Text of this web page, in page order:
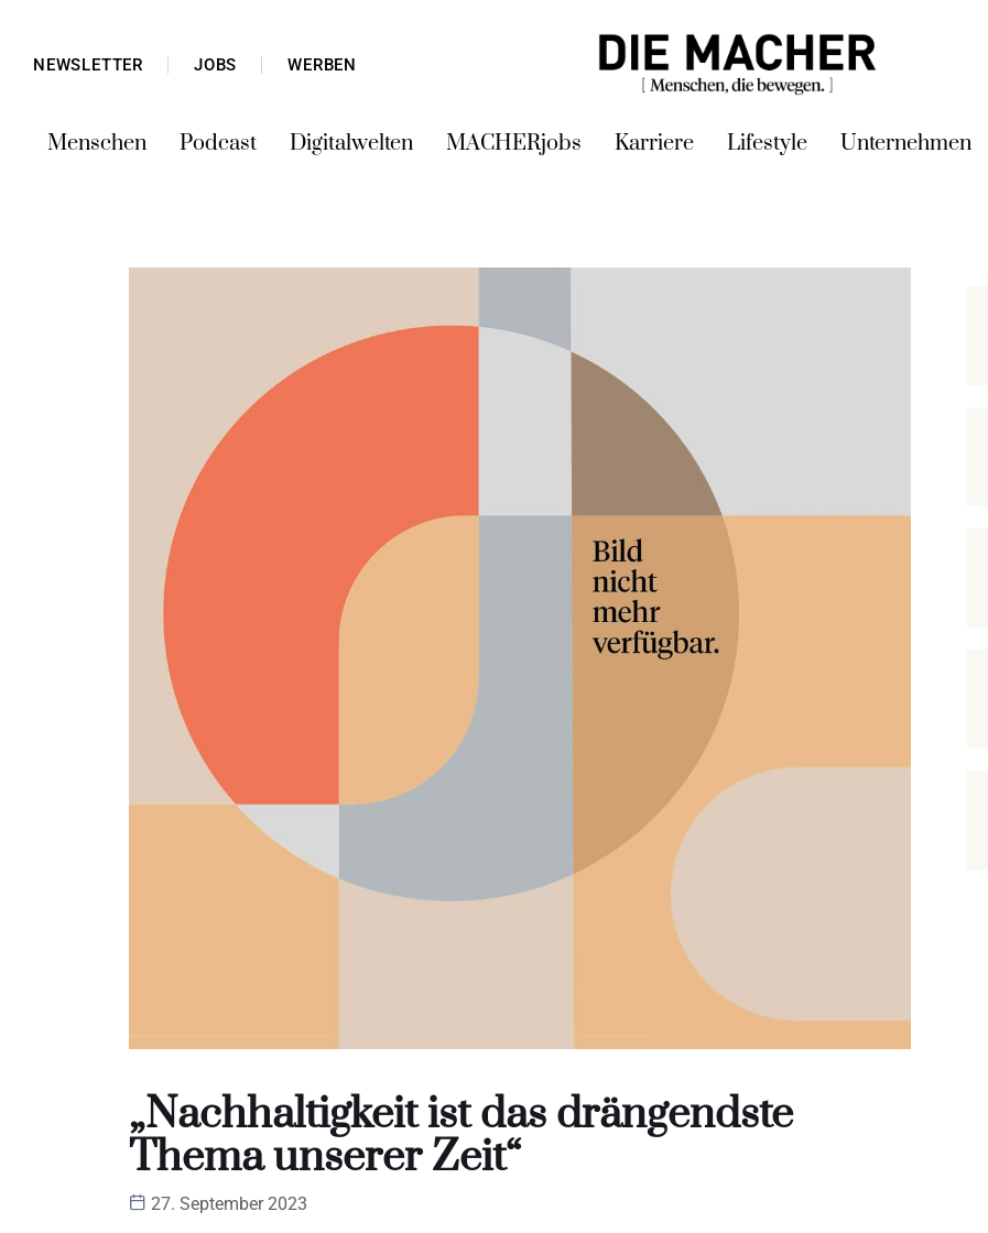
NEWSLETTER JOBS WERBEN
Menschen Podcast Digitalwelten MACHERjobs Karriere Lifestyle Unternehmen
„Nachhaltigkeit ist das drängendste
Thema unserer Zeit“
27. September 2023